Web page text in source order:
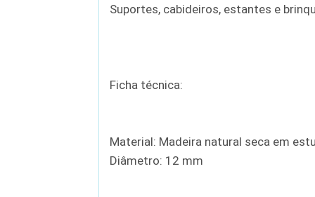
Suportes, cabideiros, estantes e
Ficha técnica:
Material: Madeira natural seca em
Diâmetro: 12 mm